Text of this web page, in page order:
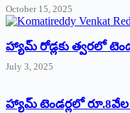
October 15, 2025
హ్యామ్‌ రోడ్లకు త్వరలో
July 3, 2025
హ్యామ్‌ ‌టెండర్లలో రూ.8వేల